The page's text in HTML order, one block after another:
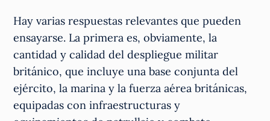
Hay varias respuestas relevantes que pueden
ensayarse. La primera es, obviamente, la
cantidad y calidad del despliegue militar
británico, que incluye una base conjunta del
ejército, la marina y la fuerza aérea británicas,
equipadas con infraestructuras y